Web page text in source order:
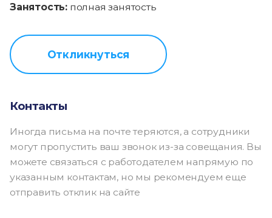
Занятость: полная занятость
Откликнуться
Контакты
Иногда письма на почте теряются, а сотрудники
могут пропустить ваш звонок из-за совещания. Вы
можете связаться с работодателем напрямую по
указанным контактам, но мы рекомендуем еще
отправить отклик на сайте